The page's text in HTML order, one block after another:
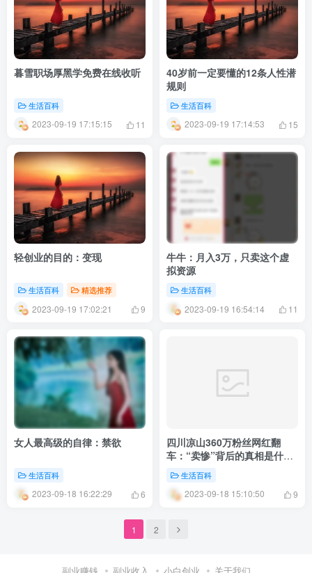
暮雪职场厚黑学免费在线收听
生活百科
2023-09-19 17:15:15 11
40岁前一定要懂的12条人性潜
规则
生活百科
2023-09-19 17:14:53 15
轻创业的目的：变现
生活百科 精选推荐
2023-09-19 17:02:21 9
牛牛：月入3万，只卖这个虚
拟资源
生活百科
2023-09-19 16:54:14 11
女人最高级的自律：禁欲
生活百科
2023-09-18 16:22:29 6
四川凉山360万粉丝网红翻
车：“卖惨”背后的真相是什
么？生活百科
2023-09-18 15:10:50 9
1 2